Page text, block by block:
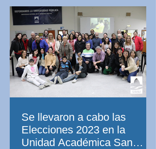
Se llevaron a cabo las
Elecciones 2023 en la
Unidad Académica San